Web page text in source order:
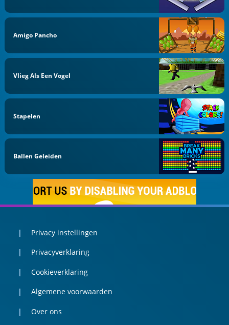
Amigo Pancho
Vlieg Als Een Vogel
Stapelen
Ballen Geleiden
Privacy instellingen
Privacyverklaring
Cookieverklaring
Algemene voorwaarden
Over ons